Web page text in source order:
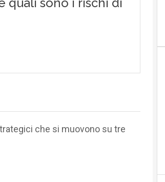
che si muovono su tre